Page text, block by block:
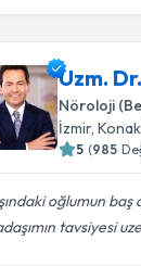
Uzm.
Nöroloji
İzmir, Konak
5 (985
oğlumun baş
tavsiyesi